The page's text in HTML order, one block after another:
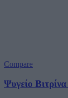
Compare
Ψυγείο